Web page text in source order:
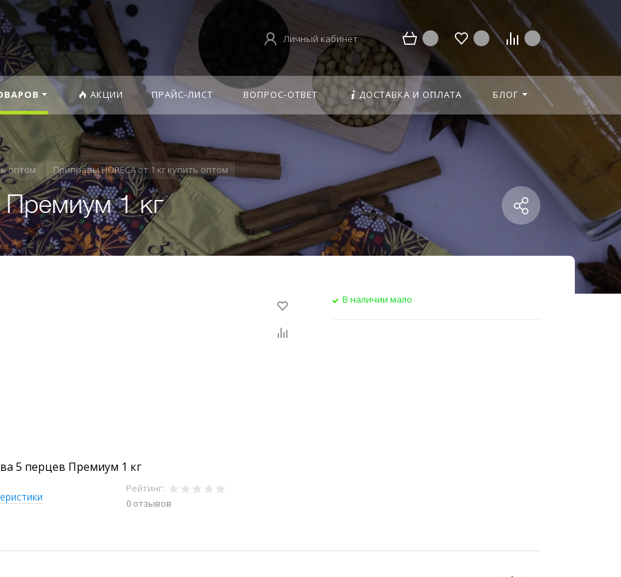
Личный кабинет
АКЦИИ ПРАЙС-ЛИСТ ВОПРОС-ОТВЕТ ДОСТАВКА И ОПЛАТА БЛОГ
оптом Приправы HORECA от 1 кг купить оптом
Премиум 1 кг
5 перцев Премиум 1 кг
Рейтинг:
0 отзывов
В наличии мало